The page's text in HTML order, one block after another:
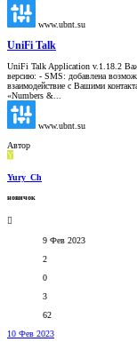
www.ubnt.su
UniFi Talk
UniFi Talk Application v.1.18.2
версию: - SMS: добавлена
взаимодействие с Вашими
«Numbers &...
www.ubnt.su
Автор
Y
Yury_Ch
новичок
9 Фев 2023
2
0
3
62
10 Фев 2023